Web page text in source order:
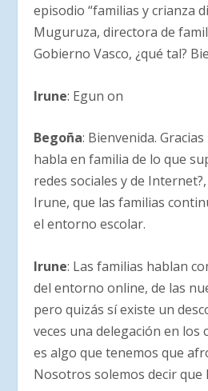
episodio “familias y crianza
Muguruza, directora de
Gobierno Vasco, ¿qué tal?
Irune: Egun on
Begoña: Bienvenida.
habla en familia de lo que
redes sociales y de
Irune, que las familias
el entorno escolar.
Irune: Las familias hablan
del entorno online, de las
pero quizás sí existe un
veces una delegación en los
es algo que tenemos que
Nosotros solemos decir que